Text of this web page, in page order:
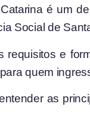
é um
Social de
requisitos e
quem
as